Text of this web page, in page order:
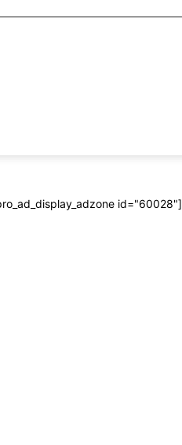
id="60028"]